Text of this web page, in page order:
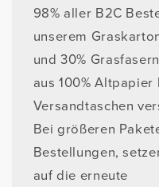
98% aller B2C
unserem
und 30%
aus 100%
Versandtaschen
Bei größeren
Bestellungen,
auf die erneute